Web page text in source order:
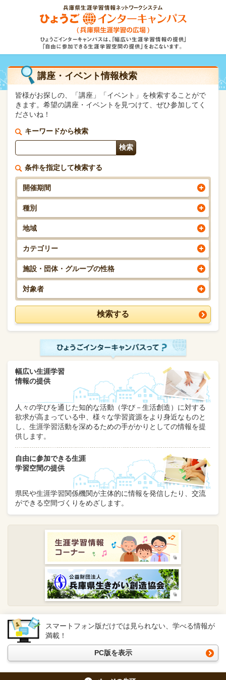
講座・イベント情報検索
皆様がお探しの、「講座」「イベント」を検索することがで
きます。希望の講座・イベントを見つけて、ぜひ参加してく
ださいね！
キーワードから検索
条件を指定して検索する
開催期間
種別
地域
カテゴリー
施設・団体・グループの性格
対象者
幅広い生涯学習
情報の提供
人々の学びを通じた知的な活動（学び－生活創造）に対する
欲求が高まっている中、様々な学習資源をより身近なものと
し、生涯学習活動を深めるための手がかりとしての情報を提
供します。
自由に参加できる生涯
学習空間の提供
県民や生涯学習関係機関が主体的に情報を発信したり、交流
ができる空間づくりをめざします。
スマートフォン版だけでは見られない、学べる情報が
満載！
PC版を表示